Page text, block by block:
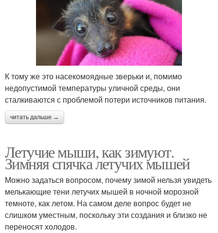
К тому же это насекомоядные зверьки и, помимо
недопустимой температуры уличной среды, они
сталкиваются с проблемой потери источников питания.
читать дальше →
Летучие мыши, как зимуют.
Зимняя спячка летучих мышей
Можно задаться вопросом, почему зимой нельзя увидеть
мелькающие тени летучих мышей в ночной морозной
темноте, как летом. На самом деле вопрос будет не
слишком уместным, поскольку эти создания и близко не
переносят холодов.